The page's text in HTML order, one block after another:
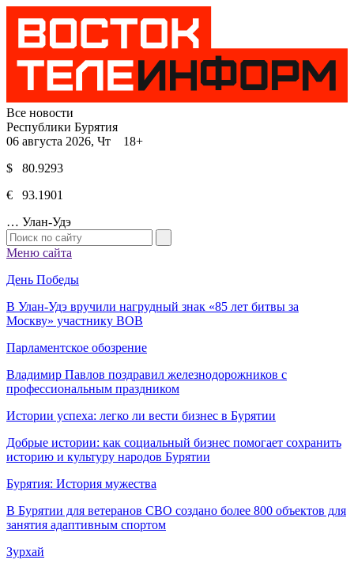
Все новости
Республики Бурятия
06 августа 2026, Чт 18+
$ 80.9293
€ 93.1901
… Улан-Удэ
Меню сайта
День Победы
В Улан-Удэ вручили нагрудный знак «85 лет битвы за
Москву» участнику ВОВ
Парламентское обозрение
Владимир Павлов поздравил железнодорожников с
профессиональным праздником
Истории успеха: легко ли вести бизнес в Бурятии
Добрые истории: как социальный бизнес помогает сохранить
историю и культуру народов Бурятии
Бурятия: История мужества
В Бурятии для ветеранов СВО создано более 800 объектов для
занятия адаптивным спортом
Зурхай